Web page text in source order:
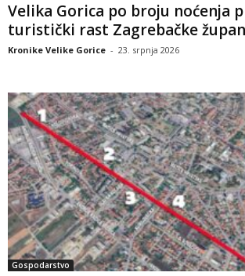
Velika Gorica po broju noćenja
turistički rast Zagrebačke
Kronike Velike Gorice - 23. srpnja 2026
Gospodarstvo